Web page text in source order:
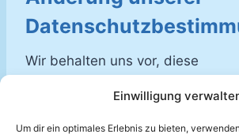
Einwilligung
Um dir ein optimales Erlebnis zu bieten,
Wir behalten uns vor, diese
stets den aktuellen rechtlichen
entspricht oder um Änderungen